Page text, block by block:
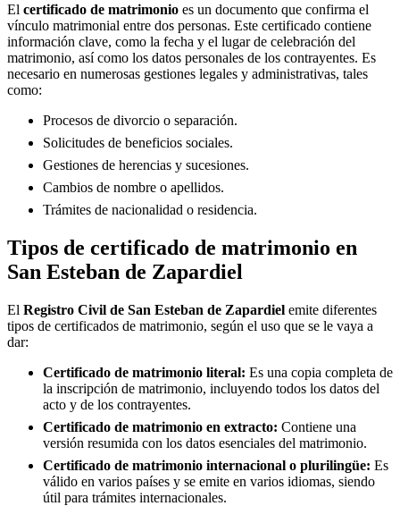
El certificado de matrimonio es un documento que confirma el
vínculo matrimonial entre dos personas. Este certificado contiene
información clave, como la fecha y el lugar de celebración del
matrimonio, así como los datos personales de los contrayentes. Es
necesario en numerosas gestiones legales y administrativas, tales
como:
Procesos de divorcio o separación.
Solicitudes de beneficios sociales.
Gestiones de herencias y sucesiones.
Cambios de nombre o apellidos.
Trámites de nacionalidad o residencia.
Tipos de certificado de matrimonio en
San Esteban de Zapardiel
El Registro Civil de San Esteban de Zapardiel emite diferentes
tipos de certificados de matrimonio, según el uso que se le vaya a
dar:
Certificado de matrimonio literal: Es una copia completa de
la inscripción de matrimonio, incluyendo todos los datos del
acto y de los contrayentes.
Certificado de matrimonio en extracto: Contiene una
versión resumida con los datos esenciales del matrimonio.
Certificado de matrimonio internacional o plurilingüe: Es
válido en varios países y se emite en varios idiomas, siendo
útil para trámites internacionales.